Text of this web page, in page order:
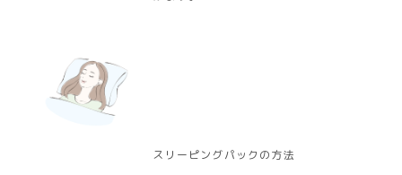
スリーピングパックの方法